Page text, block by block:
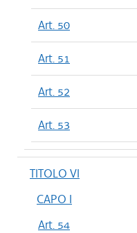
Art. 50
Art. 51
Art. 52
Art. 53
TITOLO VI
CAPO I
Art. 54